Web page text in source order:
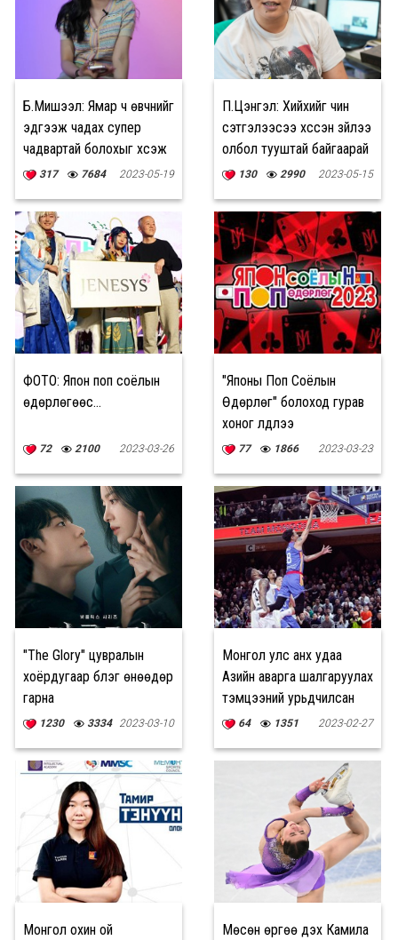
Б.Мишээл: Ямар ч өвчнийг
эдгээж чадах супер
чадвартай болохыг хүсэж
байна
317 7684 2023-05-19
П.Цэнгэл: Хийхийг чин
сэтгэлээсээ хүссэн зүйлээ
олбол тууштай байгаарай
130 2990 2023-05-15
ФОТО: Япон поп соёлын
өдөрлөгөөс...
72 2100 2023-03-26
"Японы Поп Соёлын
Өдөрлөг" болоход гурав
хоног үлдлээ
77 1866 2023-03-23
"The Glory" цувралын
хоёрдугаар бүлэг өнөөдөр
гарна
1230 3334 2023-03-10
Монгол улс анх удаа
Азийн аварга шалгаруулах
тэмцээний урьдчилсан
шатанд тоглоно
64 1351 2023-02-27
Монгол охин ой
Мөсөн өргөө дэх Камила